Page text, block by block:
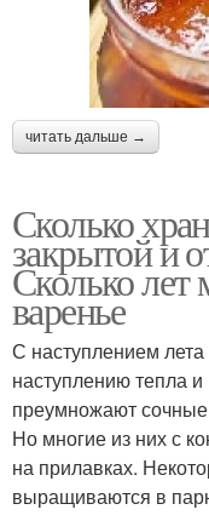
читать дальше →
Сколько
закрытой и
Сколько лет
варенье
С наступлением
наступлению тепла
преумножают
Но многие из них с
на прилавках.
выращиваются в